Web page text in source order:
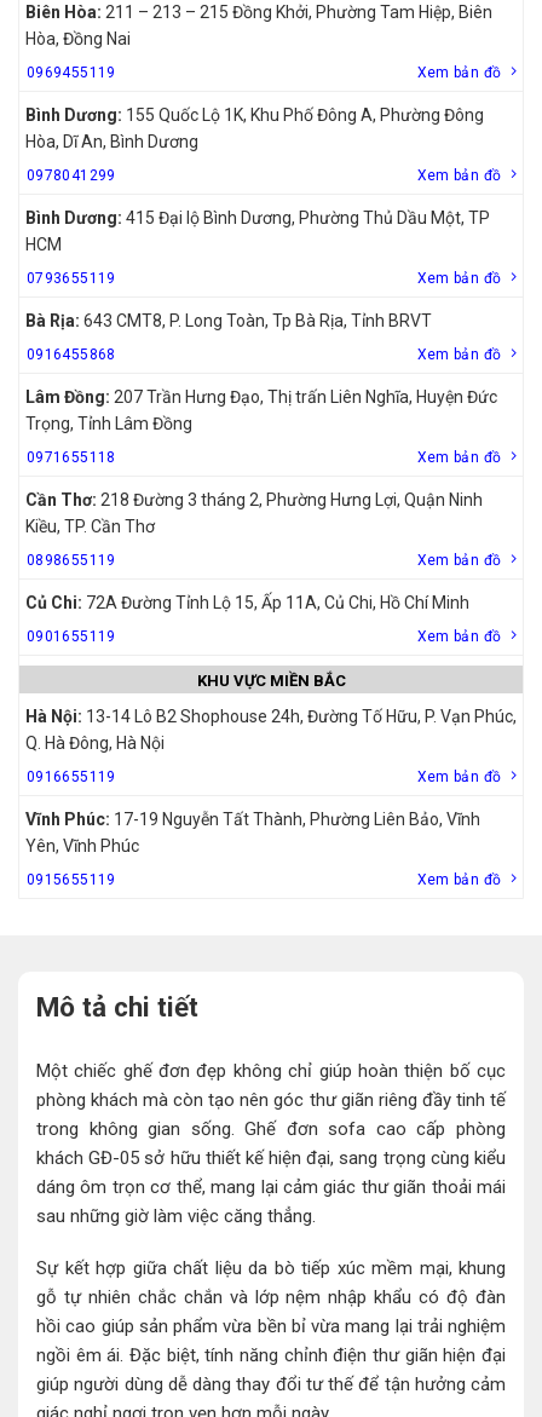
Biên Hòa: 211 – 213 – 215 Đồng Khởi, Phường Tam Hiệp, Biên
Hòa, Đồng Nai
0969455119 Xem bản đồ
Bình Dương: 155 Quốc Lộ 1K, Khu Phố Đông A, Phường Đông
Hòa, Dĩ An, Bình Dương
0978041299 Xem bản đồ
Bình Dương: 415 Đại lộ Bình Dương, Phường Thủ Dầu Một, TP
HCM
0793655119 Xem bản đồ
Bà Rịa: 643 CMT8, P. Long Toàn, Tp Bà Rịa, Tỉnh BRVT
0916455868 Xem bản đồ
Lâm Đồng: 207 Trần Hưng Đạo, Thị trấn Liên Nghĩa, Huyện Đức
Trọng, Tỉnh Lâm Đồng
0971655118 Xem bản đồ
Cần Thơ: 218 Đường 3 tháng 2, Phường Hưng Lợi, Quận Ninh
Kiều, TP. Cần Thơ
0898655119 Xem bản đồ
Củ Chi: 72A Đường Tỉnh Lộ 15, Ấp 11A, Củ Chi, Hồ Chí Minh
0901655119 Xem bản đồ
KHU VỰC MIỀN BẮC
Hà Nội: 13-14 Lô B2 Shophouse 24h, Đường Tố Hữu, P. Vạn Phúc,
Q. Hà Đông, Hà Nội
0916655119 Xem bản đồ
Vĩnh Phúc: 17-19 Nguyễn Tất Thành, Phường Liên Bảo, Vĩnh
Yên, Vĩnh Phúc
0915655119 Xem bản đồ
Mô tả chi tiết
Một chiếc ghế đơn đẹp không chỉ giúp hoàn thiện bố cục
phòng khách mà còn tạo nên góc thư giãn riêng đầy tinh tế
trong không gian sống. Ghế đơn sofa cao cấp phòng
khách GĐ-05 sở hữu thiết kế hiện đại, sang trọng cùng kiểu
dáng ôm trọn cơ thể, mang lại cảm giác thư giãn thoải mái
sau những giờ làm việc căng thẳng.
Sự kết hợp giữa chất liệu da bò tiếp xúc mềm mại, khung
gỗ tự nhiên chắc chắn và lớp nệm nhập khẩu có độ đàn
hồi cao giúp sản phẩm vừa bền bỉ vừa mang lại trải nghiệm
ngồi êm ái. Đặc biệt, tính năng chỉnh điện thư giãn hiện đại
giúp người dùng dễ dàng thay đổi tư thế để tận hưởng cảm